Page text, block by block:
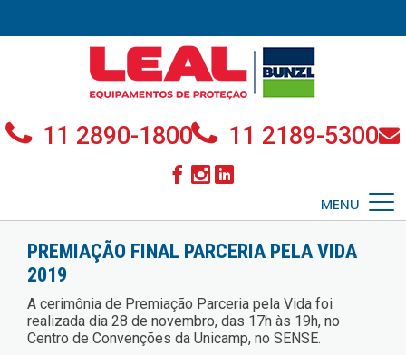
11 2890-1800 11 2189-5300
MENU
PREMIAÇÃO FINAL PARCERIA PELA VIDA
2019
A cerimônia de Premiação Parceria pela Vida foi
realizada dia 28 de novembro, das 17h às 19h, no
Centro de Convenções da Unicamp, no SENSE.